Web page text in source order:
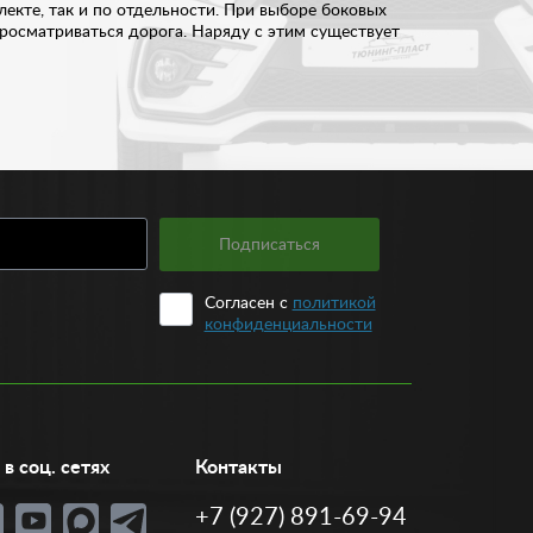
так и по отдельности. При выборе боковых
дорога. Наряду с этим существует
на дороге. Другие обладают антибликовым
оснащены подогревом, что особенно
функция складывания защищает наружные
У нас вы легко подберете боковое зеркало в
оптимальный вариант.
Подписаться
Согласен с политикой
конфиденциальности
соц. сетях Контакты
+7 (927) 891-69-94